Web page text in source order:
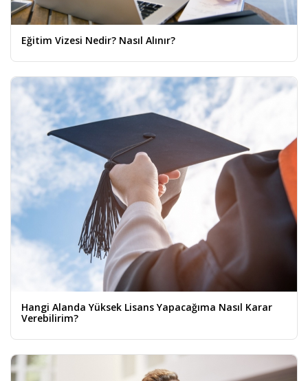
Eğitim Vizesi Nedir? Nasıl Alınır?
Hangi Alanda Yüksek Lisans Yapacağıma Nasıl Karar
Verebilirim?